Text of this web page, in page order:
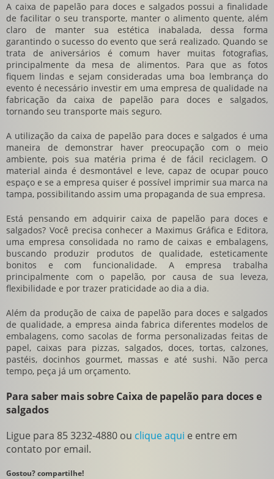
A caixa de papelão para doces e salgados possui a finalidade
de facilitar o seu transporte, manter o alimento quente, além
claro de manter sua estética inabalada, dessa forma
garantindo o sucesso do evento que será realizado. Quando se
trata de aniversários é comum haver muitas fotografias,
principalmente da mesa de alimentos. Para que as fotos
fiquem lindas e sejam consideradas uma boa lembrança do
evento é necessário investir em uma empresa de qualidade na
fabricação da caixa de papelão para doces e salgados,
tornando seu transporte mais seguro.
A utilização da caixa de papelão para doces e salgados é uma
maneira de demonstrar haver preocupação com o meio
ambiente, pois sua matéria prima é de fácil reciclagem. O
material ainda é desmontável e leve, capaz de ocupar pouco
espaço e se a empresa quiser é possível imprimir sua marca na
tampa, possibilitando assim uma propaganda de sua empresa.
Está pensando em adquirir caixa de papelão para doces e
salgados? Você precisa conhecer a Maximus Gráfica e Editora,
uma empresa consolidada no ramo de caixas e embalagens,
buscando produzir produtos de qualidade, esteticamente
bonitos e com funcionalidade. A empresa trabalha
principalmente com o papelão, por causa de sua leveza,
flexibilidade e por trazer praticidade ao dia a dia.
Além da produção de caixa de papelão para doces e salgados
de qualidade, a empresa ainda fabrica diferentes modelos de
embalagens, como sacolas de forma personalizadas feitas de
papel, caixas para pizzas, salgados, doces, tortas, calzones,
pastéis, docinhos gourmet, massas e até sushi. Não perca
tempo, peça já um orçamento.
Para saber mais sobre Caixa de papelão para doces e
salgados
Ligue para 85 3232-4880 ou clique aqui e entre em
contato por email.
Gostou? compartilhe!